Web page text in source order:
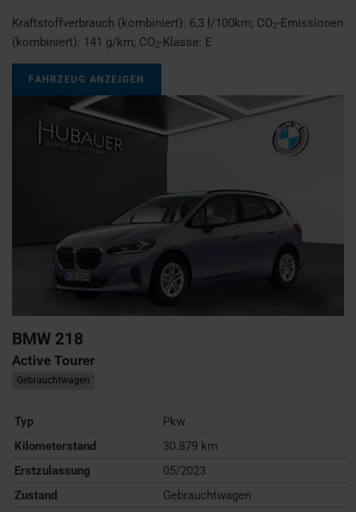
Kraftstoffverbrauch (kombiniert): 6,3 l/100km; CO2-Emissionen
(kombiniert): 141 g/km; CO2-Klasse: E
FAHRZEUG ANZEIGEN
BMW 218
Active Tourer
Gebrauchtwagen
Typ
Pkw
Kilometerstand
30.879 km
Erstzulassung
05/2023
Zustand
Gebrauchtwagen